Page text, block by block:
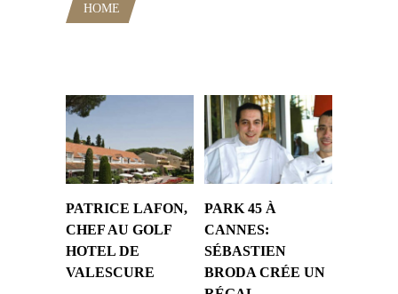
HOME
PATRICE LAFON,
CHEF AU GOLF
HOTEL DE
VALESCURE
PARK 45 À
CANNES:
SÉBASTIEN
BRODA CRÉE UN